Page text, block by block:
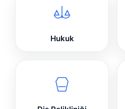
Hukuk